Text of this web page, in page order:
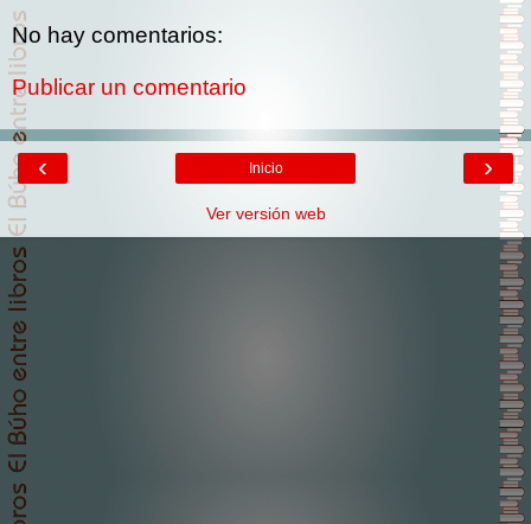
No hay comentarios:
Publicar un comentario
‹ ›
Inicio
Ver versión web